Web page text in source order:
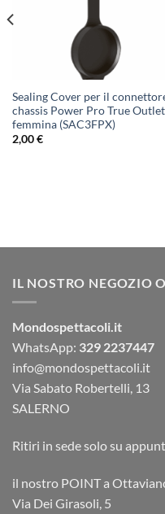
Sealing Cover per il
chassis Power Pro True
femmina (SAC3FPX)
2,00€
IL NOSTRO NEGOZIO
Mondospettacoli.it
WhatsApp: 329 2237447
info@mondospettacoli.it
Via Sabato Robertelli, 13
SALERNO
Ritiri in sede solo su
il nostro POINT a
Via Dei Girasoli, 5